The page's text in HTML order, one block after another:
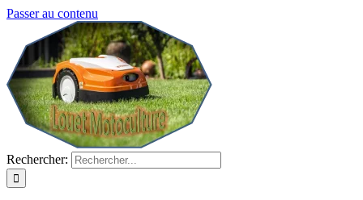
Passer au contenu
Rechercher: